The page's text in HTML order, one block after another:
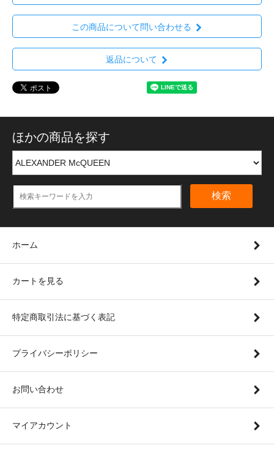
この商品について問い合わせる
返品について
ほかの商品を探す
検索
ホーム
カートを見る
特定商取引法に基づく表記
プライバシーポリシー
お問い合わせ
マイアカウント